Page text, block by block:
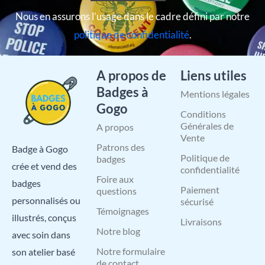
Nous en assurons l’usage dans le cadre défini par notre
politique de confidentialité.
Badge à Gogo
crée et vend des
badges
personnalisés ou
illustrés, conçus
avec soin dans
son atelier basé
A propos de
Badges à
Gogo
A propos
Patrons des
badges
Foire aux
questions
Témoignages
Notre blog
Notre formulaire
Liens utiles
Mentions légales
Conditions
Générales de
Vente
Politique de
confidentialité
Paiement
sécurisé
Livraisons